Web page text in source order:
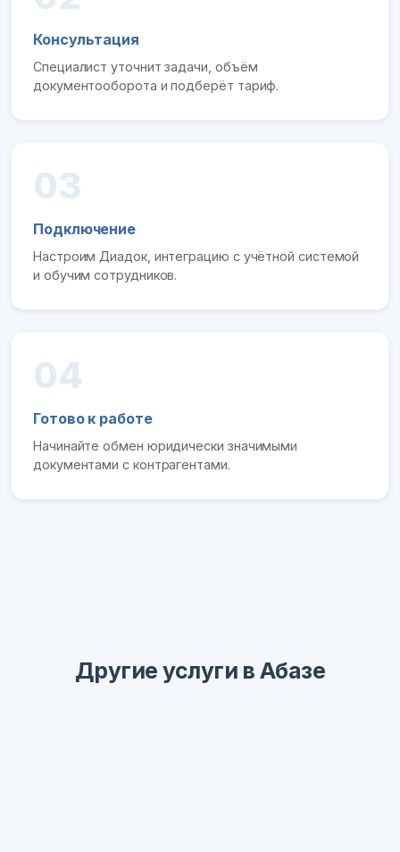
Консультация
Специалист уточнит задачи, объём
документооборота и подберёт тариф.
03
Подключение
Настроим Диадок, интеграцию с учётной системой
и обучим сотрудников.
04
Готово к работе
Начинайте обмен юридически значимыми
документами с контрагентами.
Другие услуги в Абазе